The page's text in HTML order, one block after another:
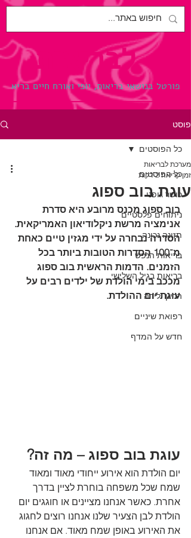
לבריאות.
פורטל בנושאי בריאות, יופי ואורח חיים בריא
פוסט
כל הפוסטים
כושר גופני
ניתוחים פלסטיים
תזונה נכונה
בריאות הנפש
בריאות בגיל השלישי
הריון ולידה
רפואת שיניים
חדש על המדף
כל הפוסטים
עוגת בוב ספוג
מערכת לבריאות
זמן קריאה 2 דקות
בוב ספוג מכנס מרובע היא סדרת
אנימציה מרשת ניקלודיאון האמריקאית.
הסדרה נבחרה על ידי מגזין טיים כאחת
מ־100 הסדרות הטובות ביותר בכל
הזמנים. הדמות הראשית בוב ספוג
מככב בימי הולדת של ילדים רבים על
עוגת יום ההולדת.
עוגת בוב ספוג – מה זה?
יום הולדת הוא אירוע ייחודי מאוד ומאוד
שמח שכל משפחה בוחרת לציין בדרך
אחרת. כאשר אנחנו מציינים או חוגגים יום
הולדת לבן הצעיר שלנו אנחנו רוצים לחגוג
את האירוע באופן שמח מאוד. אם אנחנו